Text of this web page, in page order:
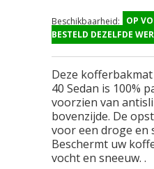
Beschikbaarheid:
OP
BESTELD DEZELFDE
Deze
40 Sedan is 100%
voorzien van
bovenzijde. De
voor een droge en
Beschermt uw
vocht en sneeuw. .